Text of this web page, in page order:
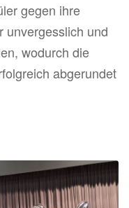
gegen ihre
unvergesslich und
wodurch die
abgerundet